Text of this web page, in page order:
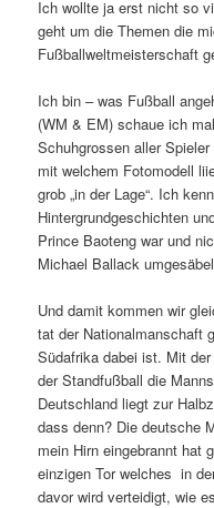
Ich wollte ja erst nicht so
geht um die Themen die
Fußballweltmeisterschaft
Ich bin – was Fußball
(WM & EM) schaue ich
Schuhgrossen aller
mit welchem Fotomodell
grob „in der Lage“. Ich
Hintergrundgeschichten
Prince Baoteng war und
Michael Ballack
Und damit kommen wir
tat der Nationalmanschaft
Südafrika dabei ist. Mit
der Standfußball die
Deutschland liegt zur
dass denn? Die deutsche
mein Hirn eingebrannt hat
einzigen Tor welches in
davor wird verteidigt, wie